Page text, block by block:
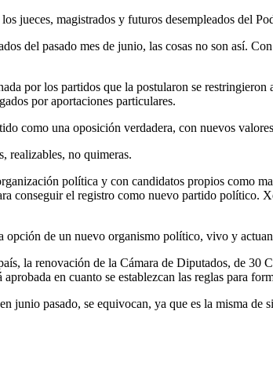
jueces, magistrados y futuros desempleados del
del pasado mes de junio, las cosas no son así.
por los partidos que la postularon se
por aportaciones particulares.
como una oposición verdadera, con nuevos
realizables, no quimeras.
política y con candidatos propios como
conseguir el registro como nuevo partido político.
opción de un nuevo organismo político, vivo y
la renovación de la Cámara de Diputados, de 30
en cuanto se establezcan las reglas para
pasado, se equivocan, ya que es la misma de